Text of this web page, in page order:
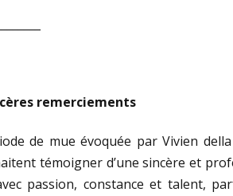
remerciements
de mue évoquée par Vivien
témoigner d’une sincère et
passion, constance et talent,